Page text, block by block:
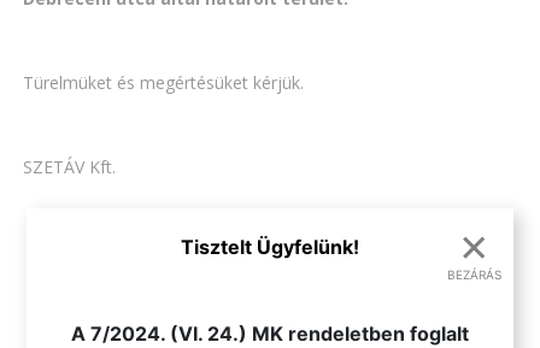
Türelmüket és megértésüket kérjük.
SZETÁV Kft.
VISSZA AZ ÖSSZES HÍRHEZ ×
BEZÁRÁS
Tisztelt Ügyfelünk!
A 7/2024. (VI. 24.) MK rendeletben foglalt